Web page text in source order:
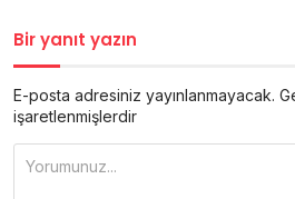
Bir yanıt yazın
E-posta adresiniz yayınlanmayacak.
işaretlenmişlerdir